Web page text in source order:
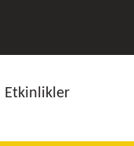
Etkinlikler